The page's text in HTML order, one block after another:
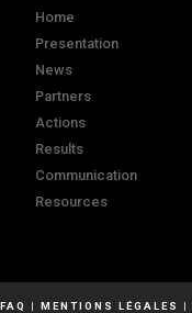
Home
Presentation
News
Partners
Actions
Results
Communication
Resources
FAQ | MENTIONS LÉGALES |